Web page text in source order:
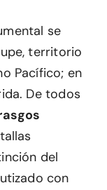
se
territorio
Pacífico; en
De todos
del
con